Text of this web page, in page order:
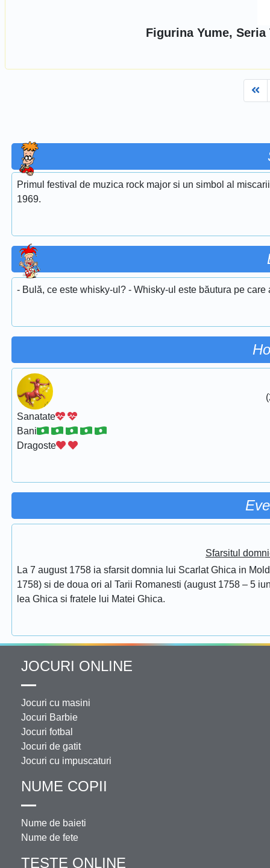
Figurina Yume,
Primul festival de muzica rock major si un simbol al
1969.
- Bulă, ce este whisky-ul? - Whisky-ul este băutura pe
Sanatate
Bani
Dragoste
Sfarsitul
La 7 august 1758 ia sfarsit domnia lui Scarlat Ghica in
1758) si de doua ori al Tarii Romanesti (august 1758 – 5
lea Ghica si fratele lui Matei Ghica.
JOCURI ONLINE
Jocuri cu masini
Jocuri Barbie
Jocuri fotbal
Jocuri de gatit
Jocuri cu impuscaturi
NUME COPII
Nume de baieti
Nume de fete
TESTE ONLINE